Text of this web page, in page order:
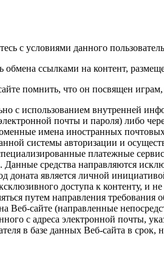
с условиями данного
ссылками на контент,
помнить, что он посвящен
с использованием внутренней
почты и пароля) либо
имена иностранных
системы авторизации и
платежные
средства направляются
является личной
доступа к контенту, и не
путем направления требования
сайте (направленные
с адреса электронной почты,
в базе данных Веб-сайта в